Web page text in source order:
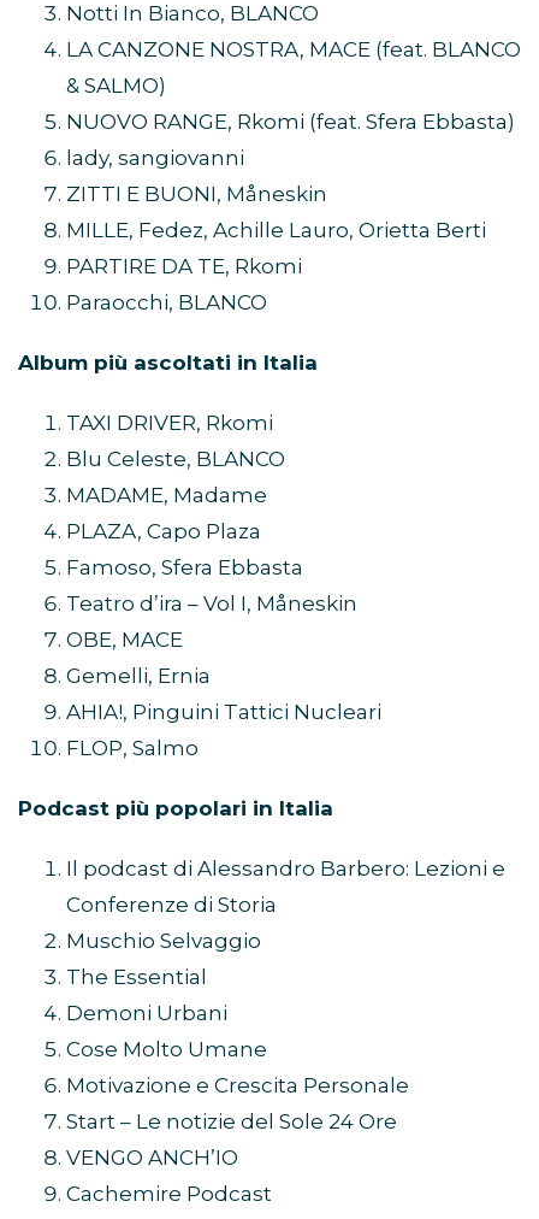
Notti In Bianco, BLANCO
LA CANZONE NOSTRA, MACE (feat. BLANCO
& SALMO)
NUOVO RANGE, Rkomi (feat. Sfera Ebbasta)
lady, sangiovanni
ZITTI E BUONI, Måneskin
MILLE, Fedez, Achille Lauro, Orietta Berti
PARTIRE DA TE, Rkomi
Paraocchi, BLANCO
Album più ascoltati in Italia
TAXI DRIVER, Rkomi
Blu Celeste, BLANCO
MADAME, Madame
PLAZA, Capo Plaza
Famoso, Sfera Ebbasta
Teatro d’ira – Vol I, Måneskin
OBE, MACE
Gemelli, Ernia
AHIA!, Pinguini Tattici Nucleari
FLOP, Salmo
Podcast più popolari in Italia
Il podcast di Alessandro Barbero: Lezioni e
Conferenze di Storia
Muschio Selvaggio
The Essential
Demoni Urbani
Cose Molto Umane
Motivazione e Crescita Personale
Start – Le notizie del Sole 24 Ore
VENGO ANCH’IO
Cachemire Podcast